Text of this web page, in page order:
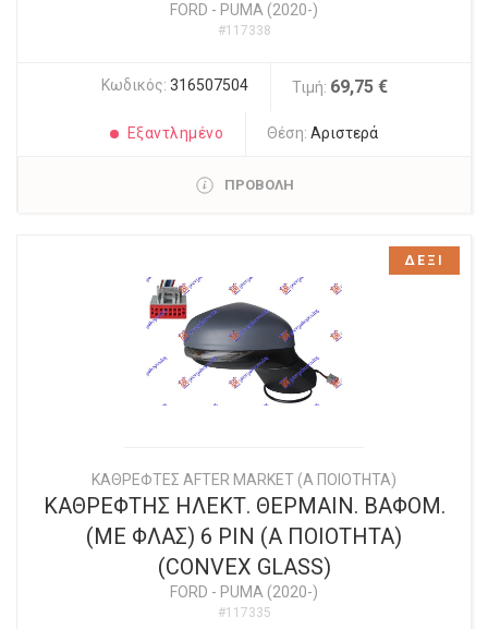
FORD - PUMA (2020-)
#117338
Κωδικός: 316507504 Τιμή: 69,75 €
Εξαντλημένο Θέση:Αριστερά
ΠΡΟΒΟΛΗ
ΚΑΘΡΕΦΤΕΣ AFTER MARKET (Α ΠΟΙΟΤΗΤΑ)
ΚΑΘΡΕΦΤΗΣ ΗΛΕΚΤ. ΘΕΡΜΑΙΝ. ΒΑΦΟΜ.
(ΜΕ ΦΛΑΣ) 6 PIN (Α ΠΟΙΟΤΗΤΑ)
(CONVEX GLASS)
FORD - PUMA (2020-)
#117335
ΔΕΞΙ